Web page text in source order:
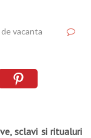
vacanta
sclavi si ritualuri